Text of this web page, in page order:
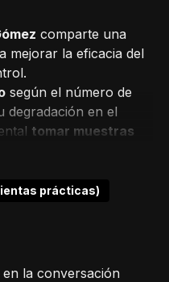
comparte una
mejorar la eficacia del
según el número de
degradación en el
tomar muestras
, enviarlas al
de detalles que
diario.
prácticas)
la conversación